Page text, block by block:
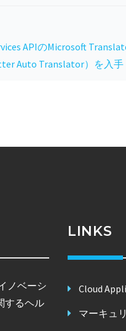
APIのMicrosoft
Auto Translator）を入手
ノベーシ
するヘル
LINKS
Cloud
マーキュ